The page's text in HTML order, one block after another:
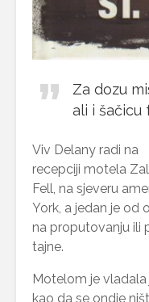
Za dozu
ali i šačicu
Viv Delany radi na
recepciji motela
Fell, na sjeveru
York, a jedan je od
na proputovanju ili
tajne.
Motelom je
kao da se ondje